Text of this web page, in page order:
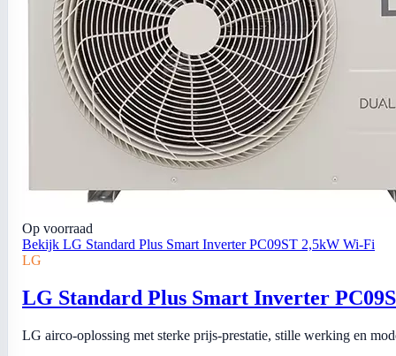
Op voorraad
Bekijk LG Standard Plus Smart Inverter PC09ST 2,5kW Wi-Fi
LG
LG Standard Plus Smart Inverter
LG airco-oplossing met sterke prijs-prestatie, stille werking en